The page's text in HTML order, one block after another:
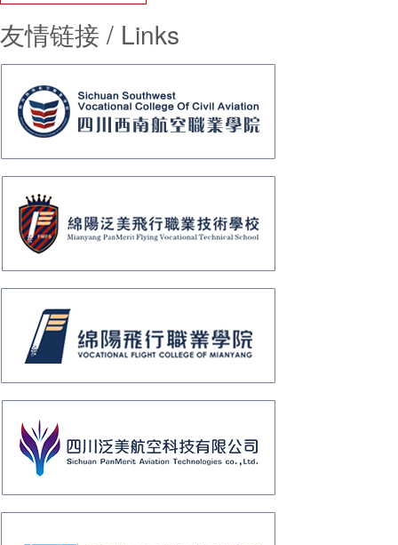
友情链接 / Links